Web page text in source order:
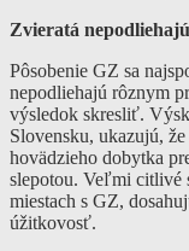
Zvieratá
Pôsobenie GZ sa
nepodliehajú rôznym
výsledok skresliť.
Slovensku, ukazujú,
hovädzieho dobytka
slepotou. Veľmi citlivé
miestach s GZ,
úžitkovosť.